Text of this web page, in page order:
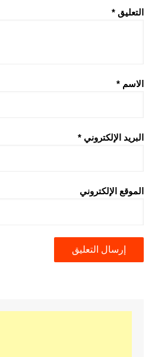
التعليق *
الاسم *
البريد الإلكتروني *
الموقع الإلكتروني